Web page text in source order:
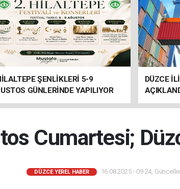
ŞENLİKLERİ 5-9
GÜNLERİNDE YAPILIYOR
DÜZCE
Cumartesi;
DÜZCE YEREL HABER 16.08.2025 - 09:24,